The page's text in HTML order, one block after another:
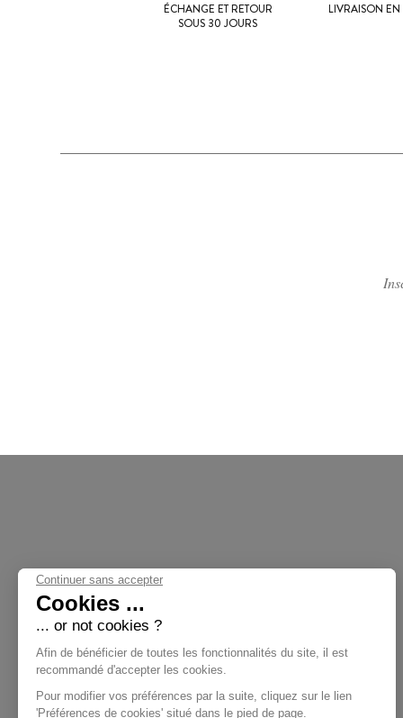
ÉCHANGE ET RETOUR
SOUS 30 JOURS
LIVRAISON
Nos Collections
Continuer sans accepter
Cookies ...
... or not cookies ?
Afin de bénéficier de toutes les fonctionnalités du site, il est
recommandé d'accepter les cookies.
Pour modifier vos préférences par la suite, cliquez sur le lien
'Préférences de cookies' situé dans le pied de page.